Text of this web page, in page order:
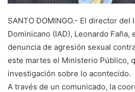
SANTO DOMINGO.- El director
Dominicano (IAD), Leonardo
denuncia de agresión sexual
este martes el Ministerio Público,
investigación sobre lo acontecido.
A través de un comunicado, la